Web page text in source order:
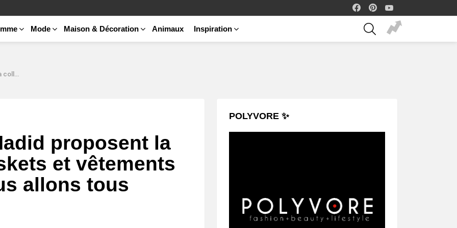
facebook
Mode Maison & Décoration Animaux Inspiration
SEARCH
avoir
proposent la
et vêtements
allons tous
POLYVORE ✨